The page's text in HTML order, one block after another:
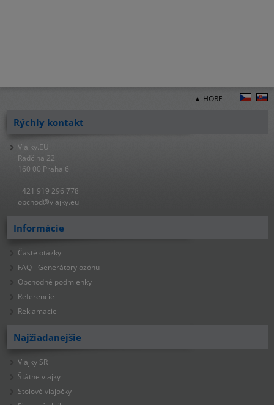
▲ HORE
Rýchly kontakt
Vlajky.EU
Radčina 22
160 00 Praha 6
+421 919 296 778
obchod@vlajky.eu
Informácie
Časté otázky
FAQ - Generátory ozónu
Obchodné podmienky
Referencie
Reklamacie
Najžiadanejšie
Vlajky SR
Štátne vlajky
Stolové vlajočky